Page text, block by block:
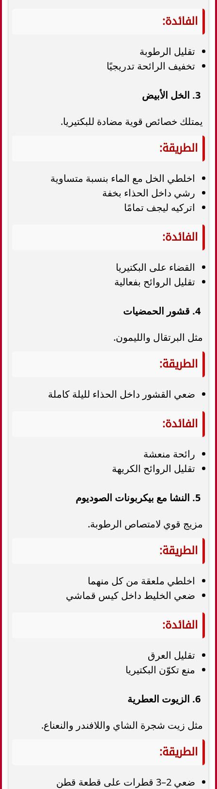
الفائدة:
تقليل الرطوبة
تخفيف الرائحة تدريجيًا
يمتلك خصائص قوية مضادة للبكتيريا.
الطريقة:
اخلطي الخل مع الماء بنسبة متساوية
رشي داخل الحذاء بخفة
اتركيه ليجف تمامًا
الفائدة:
القضاء على البكتيريا
تقليل الروائح بفعالية
مثل البرتقال والليمون.
الطريقة:
ضعي القشور داخل الحذاء لليلة كاملة
الفائدة:
رائحة منعشة
تقليل الروائح الكريهة
مزيج قوي لامتصاص الرطوبة.
الطريقة:
اخلطي ملعقة من كل منهما
ضعي الخليط داخل كيس قماشي
الفائدة:
تقليل العرق
منع تكوّن البكتيريا
مثل زيت شجرة الشاي واللافندر والنعناع.
الطريقة:
ضعي 2–3 قطرات على قطعة قطن